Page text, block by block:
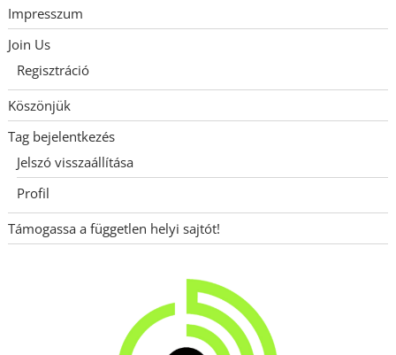
Impresszum
Join Us
Regisztráció
Köszönjük
Tag bejelentkezés
Jelszó visszaállítása
Profil
Támogassa a független helyi sajtót!